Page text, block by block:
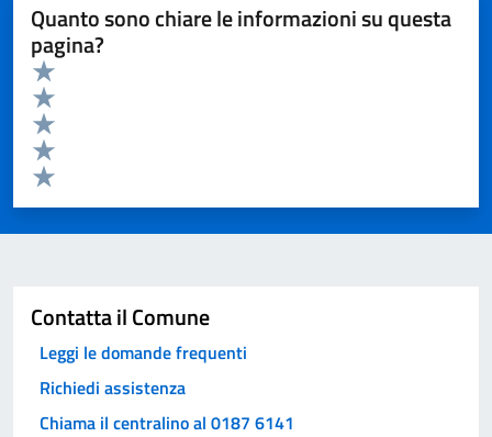
Quanto sono chiare le informazioni su questa
pagina?
Valuta da 1 a 5 stelle la pagina
Valuta 5 stelle su 5
Valuta 4 stelle su 5
Valuta 3 stelle su 5
Valuta 2 stelle su 5
Valuta 1 stelle su 5
Contatta il Comune
Leggi le domande frequenti
Richiedi assistenza
Chiama il centralino al 0187 6141